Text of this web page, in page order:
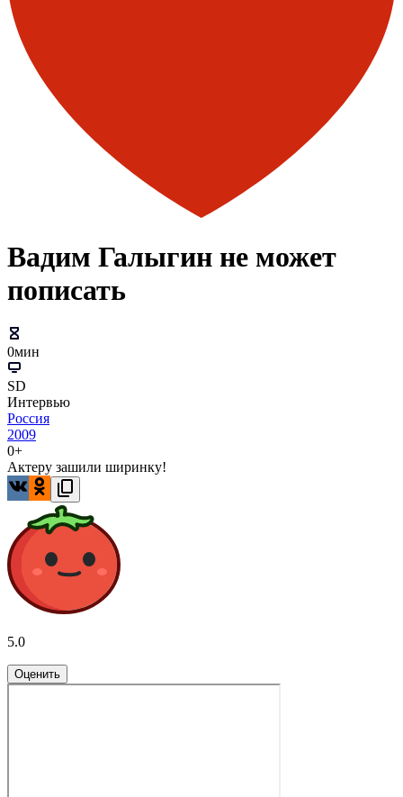
Вадим Галыгин не может
пописать
0мин
SD
Интервью
Россия
2009
0+
Актеру зашили ширинку!
5.0
Оценить